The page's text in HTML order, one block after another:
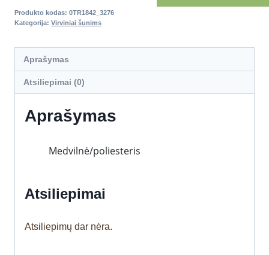
Produkto kodas: 0TR1842_3276
Kategorija: Virviniai šunims
Aprašymas
Atsiliepimai (0)
Aprašymas
Medvilnė/poliesteris
Atsiliepimai
Atsiliepimų dar nėra.